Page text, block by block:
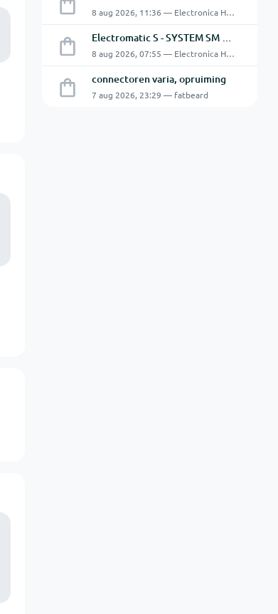
8 aug 2026, 11:36 — Electronica Hobbyist
Electromatic S - SYSTEM SM 125 220
8 aug 2026, 07:55 — Electronica Hobbyist
connectoren varia, opruiming
7 aug 2026, 23:29 — fatbeard